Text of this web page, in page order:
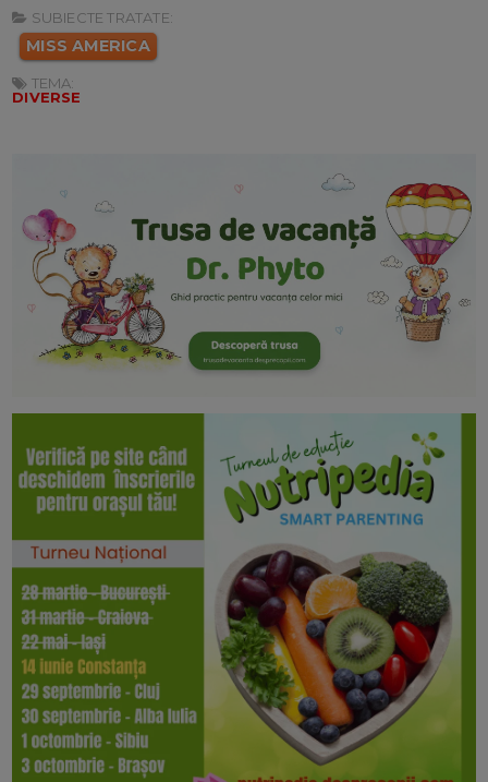
SUBIECTE TRATATE:
MISS AMERICA
TEMA:
DIVERSE